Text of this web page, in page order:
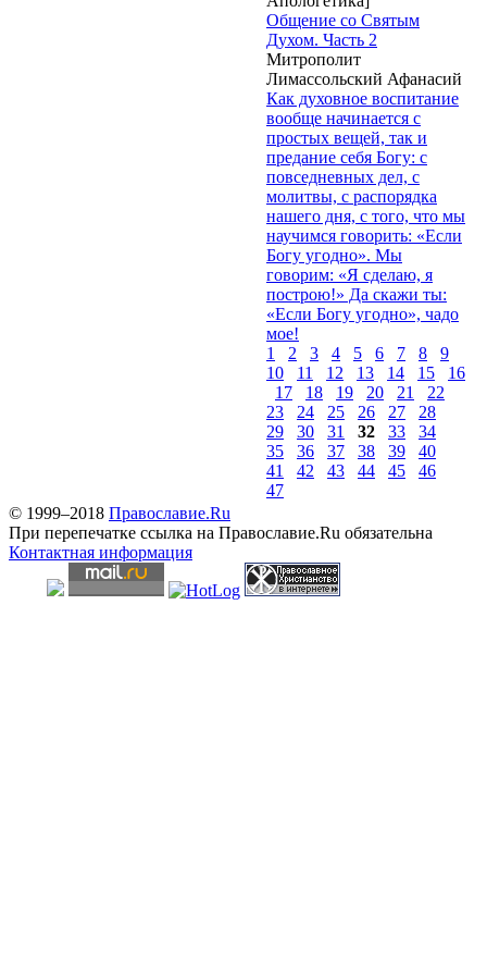
Общение со Святым
Духом. Часть 2
Митрополит
Лимассольский Афанасий
Как духовное воспитание
вообще начинается с
простых вещей, так и
предание себя Богу: с
повседневных дел, с
молитвы, с распорядка
нашего дня, с того, что мы
научимся говорить: «Если
Богу угодно». Мы
говорим: «Я сделаю, я
построю!» Да скажи ты:
«Если Богу угодно», чадо
мое!
1
2 3 4 5 6 7 8
9
10
11 12 13 14 15
16
17
18 19 20 21
22
23
24 25 26 27
28
29
30 31 32 33
34
35
36 37 38 39
40
41
42 43 44 45
46
47
© 1999–2018 Православие.Ru
При перепечатке ссылка на Православие.Ru обязательна
Контактная информация